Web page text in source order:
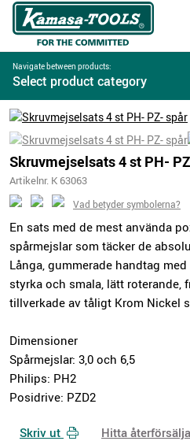
Navigate between products:
Select product category
Skruvmejselsats 4 st PH-
Artikelnr. K 63063
Vad betyder symbolerna?
En sats med de mest använda
spårmejslar som täcker de
Långa, gummerade handtag
styrka och smala, lätt roterande,
tillverkade av tåligt Krom Nickel
Dimensioner
Spårmejslar: 3,0 och 6,5
Philips: PH2
Posidrive: PZD2
Skriv ut Hitta